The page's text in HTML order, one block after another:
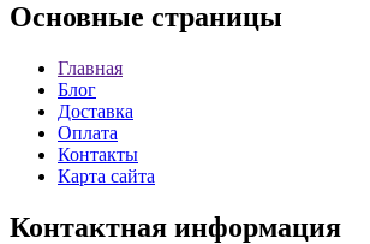
Основные страницы
Главная
Блог
Доставка
Оплата
Контакты
Карта сайта
Контактная информация